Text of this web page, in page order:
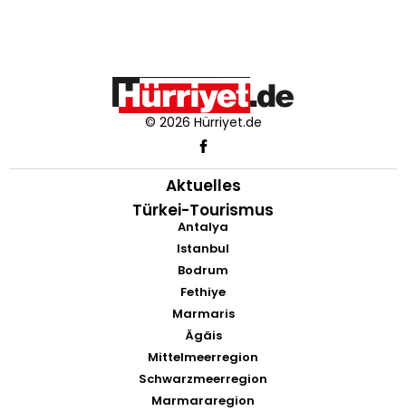
© 2026 Hürriyet.de
Aktuelles
Türkei-Tourismus
Antalya
Istanbul
Bodrum
Fethiye
Marmaris
Ägäis
Mittelmeerregion
Schwarzmeerregion
Marmararegion